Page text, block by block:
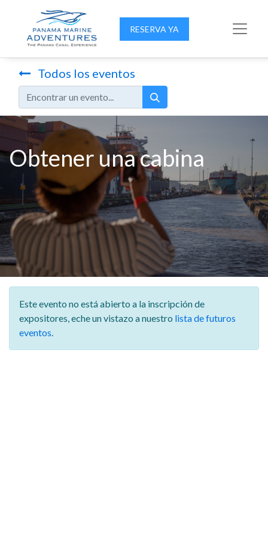
RESERVA YA
Todos los eventos
Obtener una cabina
Este evento no está abierto a la inscripción de
expositores,eche un vistazo a nuestro lista de futuros
eventos.